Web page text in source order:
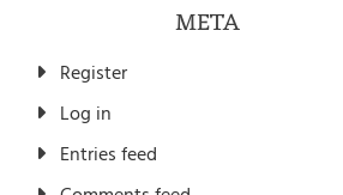
META
Register
Log in
Entries feed